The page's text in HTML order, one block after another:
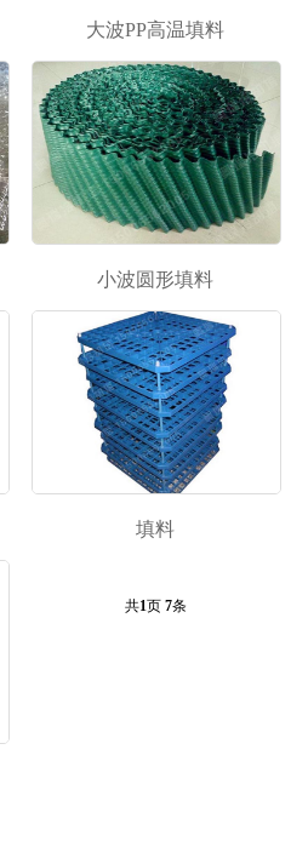
\3
大波PP高温填料
小波圆形填料
填料
共1页 7条